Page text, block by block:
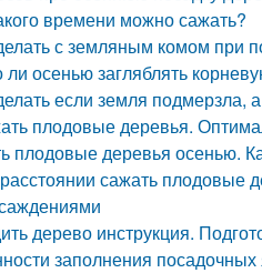
времени можно сажать?
с земляным комом при
осенью загляблять
если земля подмерзла,
плодовые деревья.
плодовые деревья осенью.
сажать
дерево инструкция.
заполнения